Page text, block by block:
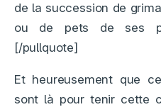
de la succession de
ou de pets de ses
[/pullquote]
Et heureusement que
sont là pour tenir cette